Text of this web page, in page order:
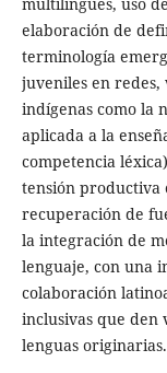
elaboración de
terminología
juveniles en redes,
indígenas como la
aplicada a la
competencia
tensión productiva
recuperación de
la integración de
lenguaje, con una
colaboración
inclusivas que den
lenguas originarias.